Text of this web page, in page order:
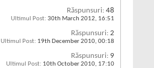
Răspunsuri: 48
Ultimul Post: 30th March 2012, 16:51
Răspunsuri: 2
Ultimul Post: 19th December 2010, 00:18
Răspunsuri: 9
Ultimul Post: 10th October 2010, 17:10